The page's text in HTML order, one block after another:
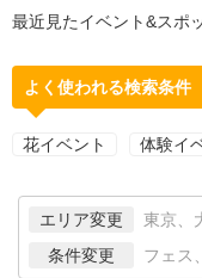
最近見たイベント&スポ
よく使われる検索条件
花イベント 体験イ
エリア変更 東京、
条件変更 フェス